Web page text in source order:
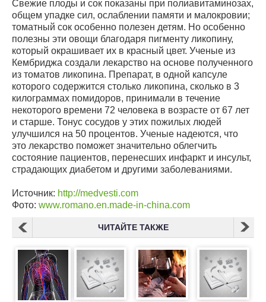
Свежие плоды и сок показаны при полиавитаминозах,
общем упадке сил, ослаблении памяти и малокровии;
томатный сок особенно полезен детям. Но особенно
полезны эти овощи благодаря пигменту ликопину,
который окрашивает их в красный цвет. Ученые из
Кембриджа создали лекарство на основе полученного
из томатов ликопина. Препарат, в одной капсуле
которого содержится столько ликопина, сколько в 3
килограммах помидоров, принимали в течение
некоторого времени 72 человека в возрасте от 67 лет
и старше. Тонус сосудов у этих пожилых людей
улучшился на 50 процентов. Ученые надеются, что
это лекарство поможет значительно облегчить
состояние пациентов, перенесших инфаркт и инсульт,
страдающих диабетом и другими заболеваниями.
Источник: http://medvesti.com
Фото: www.romano.en.made-in-china.com
ЧИТАЙТЕ ТАКЖЕ